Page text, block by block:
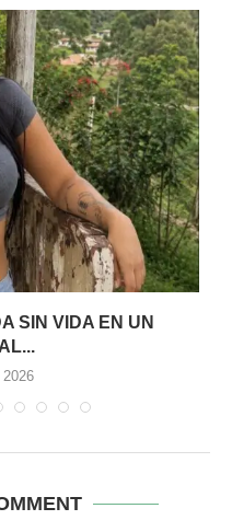
SIN VIDA EN UN